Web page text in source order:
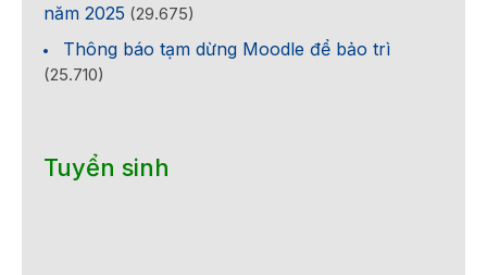
năm 2025 (29.675)
Thông báo tạm dừng Moodle để bảo trì
(25.710)
Tuyển sinh